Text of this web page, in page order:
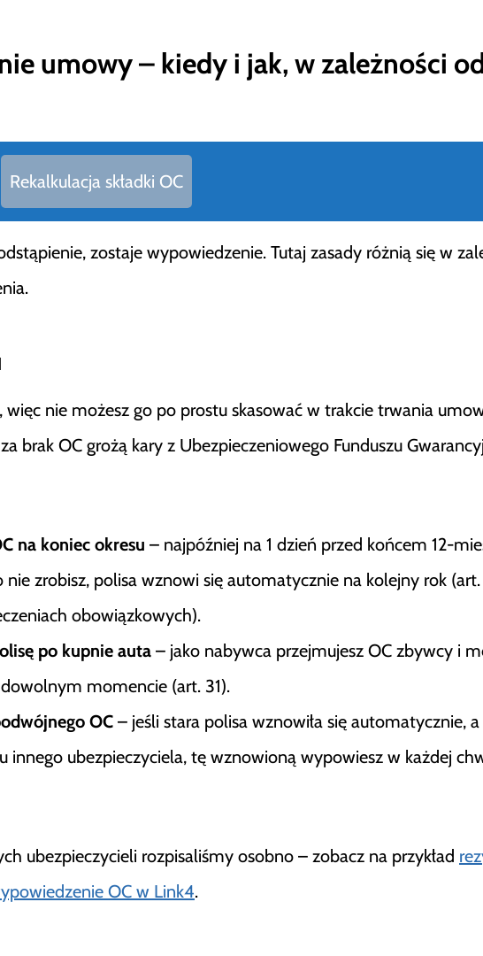
umowy – kiedy i jak, w zależności
Rekalkulacja składki OC
zostaje wypowiedzenie. Tutaj zasady różnią się w
więc nie możesz go po prostu skasować w trakcie trwania
brak OC grożą kary z Ubezpieczeniowego Funduszu
na koniec okresu – najpóźniej na 1 dzień przed końcem 12-
nie zrobisz, polisa wznowi się automatycznie na kolejny rok
obowiązkowych).
po kupnie auta – jako nabywca przejmujesz OC zbywcy i
momencie (art. 31).
OC – jeśli stara polisa wznowiła się automatycznie, a
innego ubezpieczyciela, tę wznowioną wypowiesz w każdej
ubezpieczycieli rozpisaliśmy osobno – zobacz na przykład
OC w Link4.